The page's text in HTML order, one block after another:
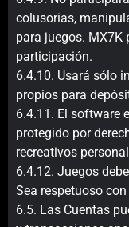
colusorias,
para juegos. MX7K
participación.
6.4.10. Usará sólo
propios para
6.4.11. El software
protegido por
recreativos
6.4.12. Juegos
Sea respetuoso
6.5. Las Cuentas